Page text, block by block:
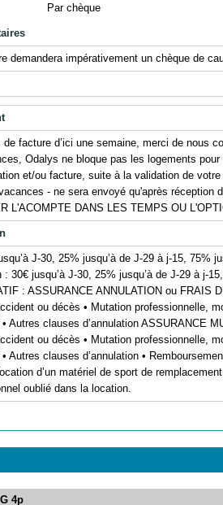
Par chèque
demandera impérativement un chèque de
facture d’ici une semaine, merci de nous
Odalys ne bloque pas les logements
et/ou facture, suite à la validation de
- ne sera envoyé qu'après
L'ACOMPTE DANS LES TEMPS OU
J-30, 25% jusqu’à de J-29 à j-15,
30€ jusqu’à J-30, 25% jusqu’à de J-29 à j-
: ASSURANCE ANNULATION ou
ou décès • Mutation professionnelle,
• Autres clauses d’annulation
ou décès • Mutation professionnelle,
Autres clauses d’annulation •
d’un matériel de sport de
oublié dans la location.
4p